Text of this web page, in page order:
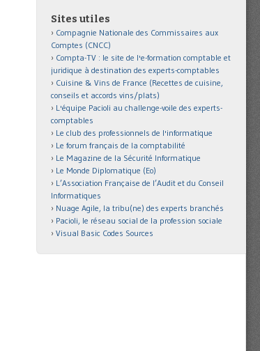
Sites utiles
Compagnie Nationale des Commissaires aux
Comptes (CNCC)
Compta-TV : le site de l'e-formation comptable et
juridique à destination des experts-comptables
Cuisine & Vins de France (Recettes de cuisine,
conseils et accords vins/plats)
L'équipe Pacioli au challenge-voile des experts-
comptables
Le club des professionnels de l'informatique
Le forum français de la comptabilité
Le Magazine de la Sécurité Informatique
Le Monde Diplomatique (Eo)
L’Association Française de l’Audit et du Conseil
Informatiques
Nuage Agile, la tribu(ne) des experts branchés
Pacioli, le réseau social de la profession sociale
Visual Basic Codes Sources